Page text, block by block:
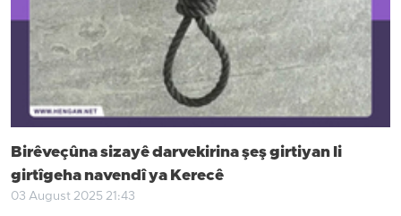
Birêveçûna sizayê darvekirina şeş girtiyan li
girtîgeha navendî ya Kerecê
03 August 2025 21:43